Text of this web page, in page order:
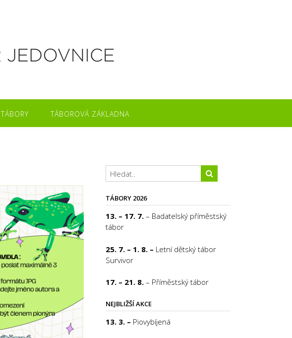
TÁBORY TÁBOROVÁ ZÁKLADNA
TÁBORY 2026
13. – 17. 7. – Badatelský příměstský
tábor
25. 7. – 1. 8. – Letní dětský tábor
Survivor
17. – 21. 8. – Příměstský tábor
NEJBLIŽŠÍ AKCE
13. 3. – Piovybíjená